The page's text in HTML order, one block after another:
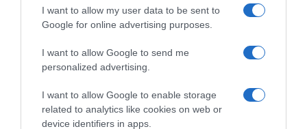
I want to allow my user data to be sent to
Google for online advertising purposes.
I want to allow Google to send me
personalized advertising.
I want to allow Google to enable storage
related to analytics like cookies on web or
device identifiers in apps.
της Ζωής μας
Οι άνθρωποι, οι αυθεντικές ιστορίες,